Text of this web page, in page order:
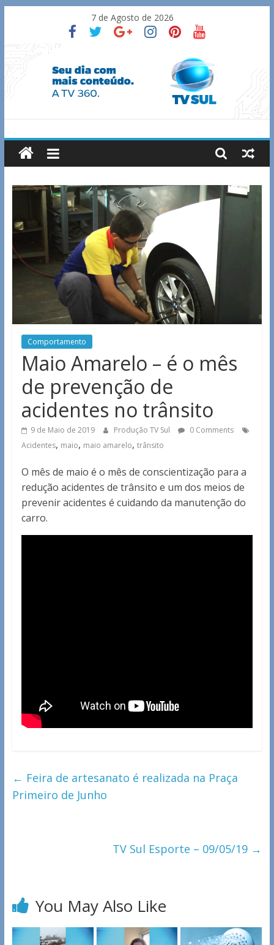
content
7 de Agosto de 2026
TV
Sul
Notícias
Guaxupé
e
região.
Comportamento
Maio Amarelo – é o mês
de prevenção de
acidentes no trânsito
9 de Maio de 2019 Produção TV Sul
0 Comments
Acidentes, maio, maio amarelo, trânsito
O mês de maio é o mês de conscientização para a
redução acidentes de trânsito e um dos meios de
prevenir acidentes é cuidando da manutenção do
carro.
← Feira de artesanato é realizada na Praça
Primeiro de Junho
TV Sul Esporte – 09/05/19 →
You May Also Like